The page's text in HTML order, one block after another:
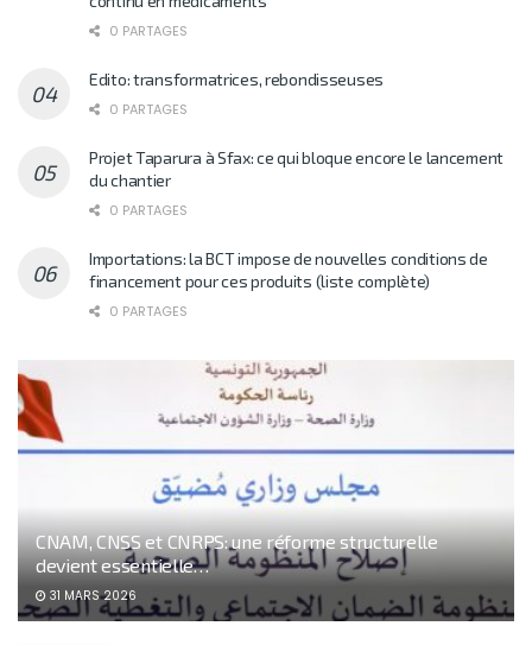
0 PARTAGES
Edito: transformatrices, rebondisseuses
0 PARTAGES
Projet Taparura à Sfax: ce qui bloque encore le lancement
du chantier
0 PARTAGES
Importations: la BCT impose de nouvelles conditions de
financement pour ces produits (liste complète)
0 PARTAGES
CNAM, CNSS et CNRPS: une réforme structurelle
devient essentielle…
31 MARS 2026